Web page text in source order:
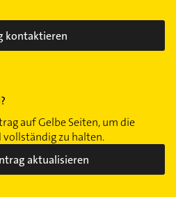
kontaktieren
auf Gelbe Seiten, um die
zu halten.
aktualisieren